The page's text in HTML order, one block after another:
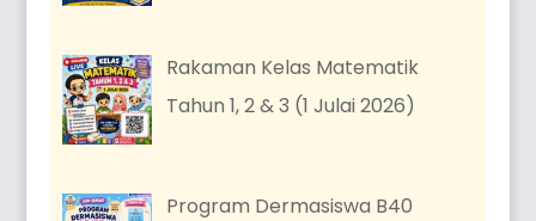
Rakaman Kelas Matematik
Tahun 1, 2 & 3 (1 Julai 2026)
Program Dermasiswa B40